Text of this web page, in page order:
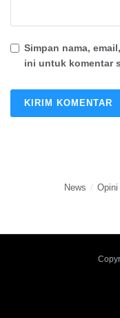
Simpan nama,
ini untuk komentar
News Opini